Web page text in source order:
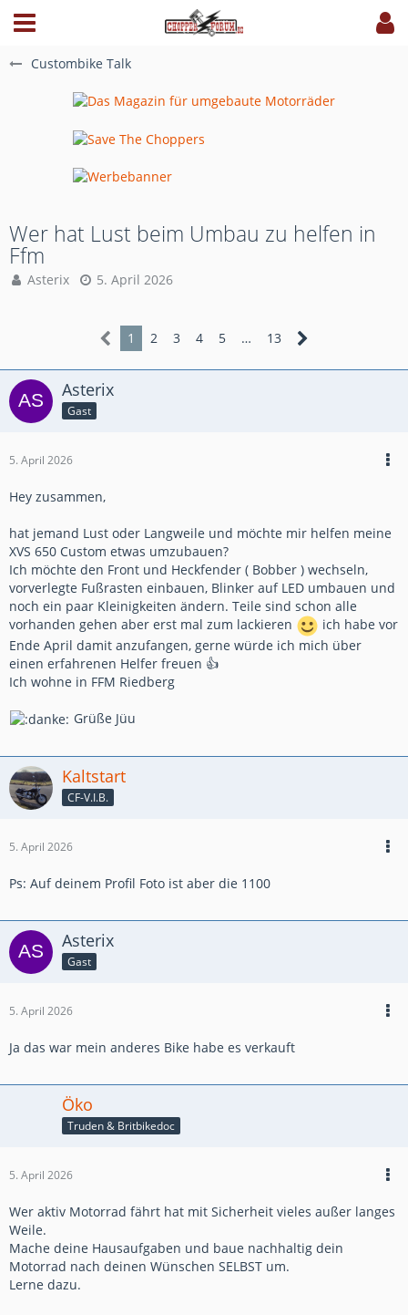
Custombike Talk
Wer hat Lust beim Umbau zu helfen in
Ffm
Asterix 5. April 2026
1 2 3 4 5 … 13
Asterix
Gast
5. April 2026
Hey zusammen,
hat jemand Lust oder Langweile und möchte mir helfen meine
XVS 650 Custom etwas umzubauen?
Ich möchte den Front und Heckfender ( Bobber ) wechseln,
vorverlegte Fußrasten einbauen, Blinker auf LED umbauen und
noch ein paar Kleinigkeiten ändern. Teile sind schon alle
vorhanden gehen aber erst mal zum lackieren
ich habe vor
Ende April damit anzufangen, gerne würde ich mich über
einen erfahrenen Helfer freuen 👍
Ich wohne in FFM Riedberg
Grüße Jüu
Kaltstart
CF-V.I.B.
5. April 2026
Ps: Auf deinem Profil Foto ist aber die 1100
Asterix
Gast
5. April 2026
Ja das war mein anderes Bike habe es verkauft
Öko
Truden & Britbikedoc
5. April 2026
Wer aktiv Motorrad fährt hat mit Sicherheit vieles außer langes
Weile.
Mache deine Hausaufgaben und baue nachhaltig dein
Motorrad nach deinen Wünschen SELBST um.
Lerne dazu.